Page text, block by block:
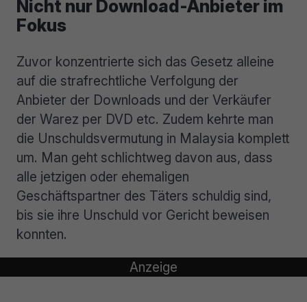
Nicht nur Download-Anbieter im
Fokus
Zuvor konzentrierte sich das Gesetz alleine
auf die strafrechtliche Verfolgung der
Anbieter der Downloads und der Verkäufer
der Warez per DVD etc. Zudem kehrte man
die Unschuldsvermutung in Malaysia komplett
um. Man geht schlichtweg davon aus, dass
alle jetzigen oder ehemaligen
Geschäftspartner des Täters schuldig sind,
bis sie ihre Unschuld vor Gericht beweisen
konnten.